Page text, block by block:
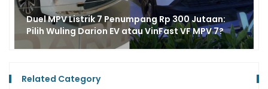
Baru Setahun di Indonesia, VinFast Resmi
Menjadi Anggota Gaikindo, Percepat Adopsi
Kendaraan Listrik
Related Category